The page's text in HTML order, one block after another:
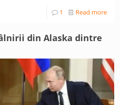
1 Read more
din Alaska dintre